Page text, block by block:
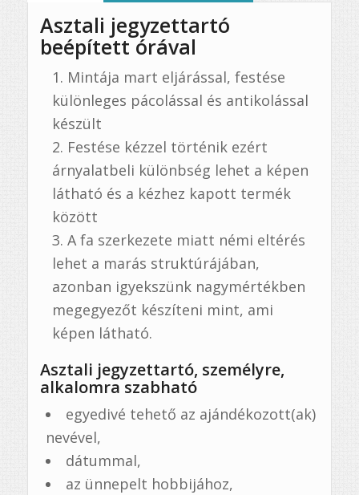
Asztali jegyzettartó
beépített órával
Mintája mart eljárással, festése
különleges pácolással és antikolással
készült
Festése kézzel történik ezért
árnyalatbeli különbség lehet a képen
látható és a kézhez kapott termék
között
A fa szerkezete miatt némi eltérés
lehet a marás struktúrájában,
azonban igyekszünk nagymértékben
megegyezőt készíteni mint, ami
képen látható.
Asztali jegyzettartó, személyre,
alkalomra szabható
egyedivé tehető az ajándékozott(ak)
nevével,
dátummal,
az ünnepelt hobbijához,